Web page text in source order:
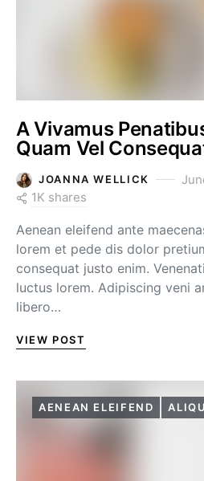
A Vivamus
Quam Vel
JOANNA WELLICK
1K shares
Aenean eleifend ante
lorem et pede dis dolor
consequat justo enim.
luctus lorem. Adipiscing veni
libero…
VIEW POST
AENEAN ELEIFEND